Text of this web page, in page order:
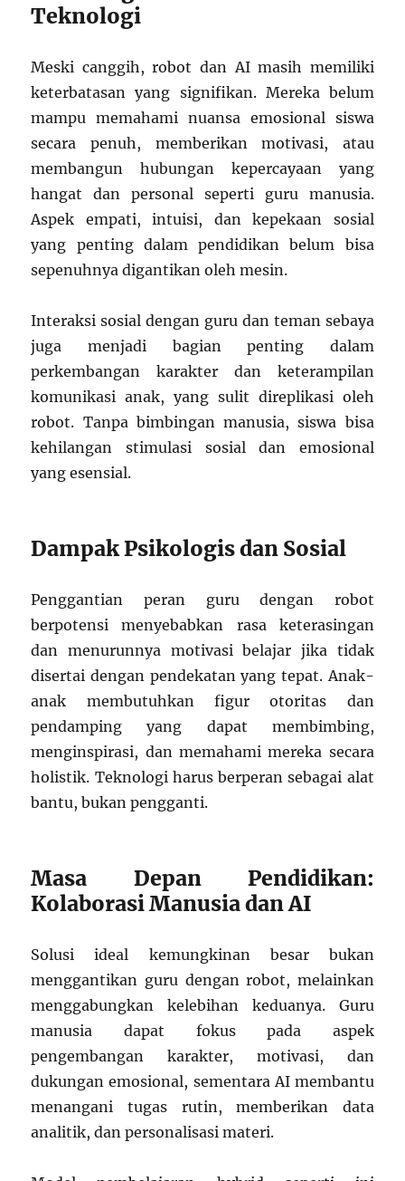
Teknologi
Meski canggih, robot dan AI masih memiliki
keterbatasan yang signifikan. Mereka belum
mampu memahami nuansa emosional siswa
secara penuh, memberikan motivasi, atau
membangun hubungan kepercayaan yang
hangat dan personal seperti guru manusia.
Aspek empati, intuisi, dan kepekaan sosial
yang penting dalam pendidikan belum bisa
sepenuhnya digantikan oleh mesin.
Interaksi sosial dengan guru dan teman sebaya
juga menjadi bagian penting dalam
perkembangan karakter dan keterampilan
komunikasi anak, yang sulit direplikasi oleh
robot. Tanpa bimbingan manusia, siswa bisa
kehilangan stimulasi sosial dan emosional
yang esensial.
Dampak Psikologis dan Sosial
Penggantian peran guru dengan robot
berpotensi menyebabkan rasa keterasingan
dan menurunnya motivasi belajar jika tidak
disertai dengan pendekatan yang tepat. Anak-
anak membutuhkan figur otoritas dan
pendamping yang dapat membimbing,
menginspirasi, dan memahami mereka secara
holistik. Teknologi harus berperan sebagai alat
bantu, bukan pengganti.
Masa Depan Pendidikan:
Kolaborasi Manusia dan AI
Solusi ideal kemungkinan besar bukan
menggantikan guru dengan robot, melainkan
menggabungkan kelebihan keduanya. Guru
manusia dapat fokus pada aspek
pengembangan karakter, motivasi, dan
dukungan emosional, sementara AI membantu
menangani tugas rutin, memberikan data
analitik, dan personalisasi materi.